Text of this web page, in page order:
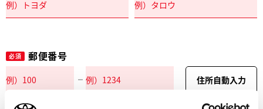
必須 郵便番号
住所自動入力